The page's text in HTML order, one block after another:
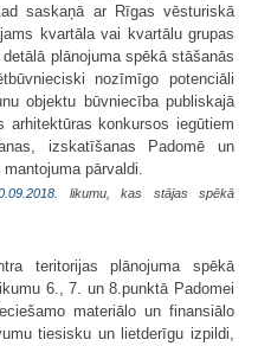
saskaņā ar Rīgas vēsturiskā
kvartāla vai kvartālu grupas
plānojuma spēkā stāšanās
nozīmīgo potenciāli
objektu būvniecība publiskajā
arhitektūras konkursos iegūtiem
izskatīšanas Padomē un
pārvaldi.
. likumu, kas stājas spēkā
teritorijas plānojuma spēkā
6., 7. un 8.punktā Padomei
materiālo un finansiālo
tiesisku un lietderīgu izpildi,